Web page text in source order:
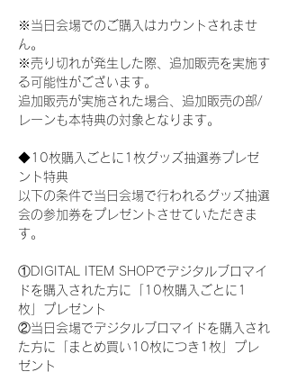
※当日会場でのご購入はカウントされませ
ん。
※売り切れが発生した際、追加販売を実施す
る可能性がございます。
追加販売が実施された場合、追加販売の部/
レーンも本特典の対象となります。
◆10枚購入ごとに1枚グッズ抽選券プレゼ
ント特典
以下の条件で当日会場で行われるグッズ抽選
会の参加券をプレゼントさせていただきま
す。
①DIGITAL ITEM SHOPでデジタルブロマイ
ドを購入された方に「10枚購入ごとに1
枚」プレゼント
②当日会場でデジタルブロマイドを購入され
た方に「まとめ買い10枚につき1枚」プレ
ゼント